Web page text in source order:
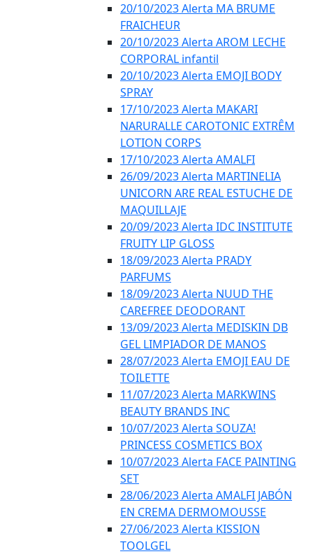
20/10/2023 Alerta MA BRUME
FRAICHEUR
20/10/2023 Alerta AROM LECHE
CORPORAL infantil
20/10/2023 Alerta EMOJI BODY
SPRAY
17/10/2023 Alerta MAKARI
NARURALLE CAROTONIC EXTRÊM
LOTION CORPS
17/10/2023 Alerta AMALFI
26/09/2023 Alerta MARTINELIA
UNICORN ARE REAL ESTUCHE DE
MAQUILLAJE
20/09/2023 Alerta IDC INSTITUTE
FRUITY LIP GLOSS
18/09/2023 Alerta PRADY
PARFUMS
18/09/2023 Alerta NUUD THE
CAREFREE DEODORANT
13/09/2023 Alerta MEDISKIN DB
GEL LIMPIADOR DE MANOS
28/07/2023 Alerta EMOJI EAU DE
TOILETTE
11/07/2023 Alerta MARKWINS
BEAUTY BRANDS INC
10/07/2023 Alerta SOUZA!
PRINCESS COSMETICS BOX
10/07/2023 Alerta FACE PAINTING
SET
28/06/2023 Alerta AMALFI JABÓN
EN CREMA DERMOMOUSSE
27/06/2023 Alerta KISSION
TOOLGEL